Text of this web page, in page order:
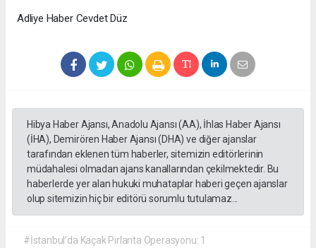
Adliye Haber Cevdet Düz
Hibya Haber Ajansı, Anadolu Ajansı (AA), İhlas Haber Ajansı
(İHA), Demirören Haber Ajansı (DHA) ve diğer ajanslar
tarafından eklenen tüm haberler, sitemizin editörlerinin
müdahalesi olmadan ajans kanallarından çekilmektedir. Bu
haberlerde yer alan hukuki muhataplar haberi geçen ajanslar
olup sitemizin hiç bir editörü sorumlu tutulamaz...
#İstanbul’da Kaçak Pırlanta Operasyonu: 1